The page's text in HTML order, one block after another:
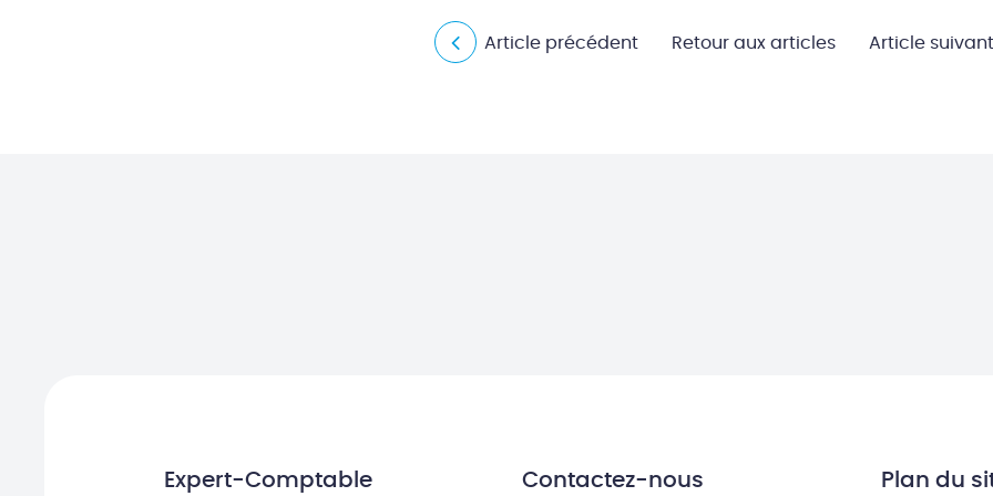
Article précédent Retour aux articles Article suivant
Expert-Comptable Contactez-nous Plan du